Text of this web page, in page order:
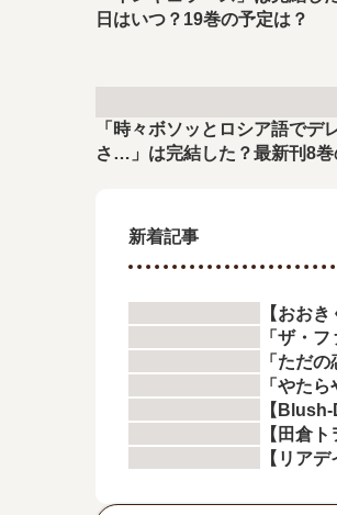
日はいつ？19巻の予定は？
「時々ボソッとロシア語でデ
さ…」は完結した？最新刊8巻
新着記事
【おお
「ザ・
「ただ
「やた
【
【田倉
【リア